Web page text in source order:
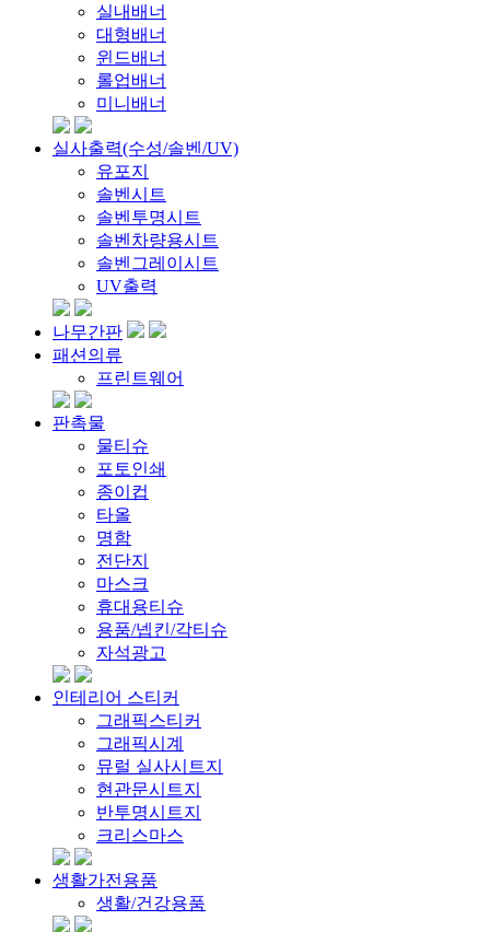
실내배너
대형배너
윈드배너
롤업배너
미니배너
실사출력(수성/솔벤/UV)
유포지
솔벤시트
솔벤투명시트
솔벤차량용시트
솔벤그레이시트
UV출력
나무간판
패션의류
프린트웨어
판촉물
물티슈
포토인쇄
종이컵
타올
명함
전단지
마스크
휴대용티슈
용품/넵킨/각티슈
자석광고
인테리어 스티커
그래픽스티커
그래픽시계
뮤럴 실사시트지
현관문시트지
반투명시트지
크리스마스
생활가전용품
생활/건강용품